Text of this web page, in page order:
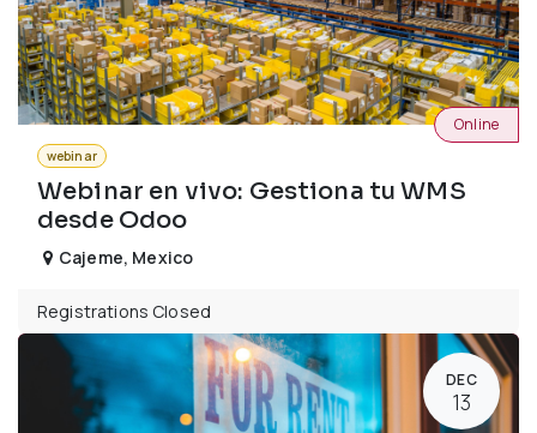
webinar
Webinar en vivo: Gestiona tu WMS
desde Odoo
Online
Cajeme, Mexico
Registrations Closed
DEC
13